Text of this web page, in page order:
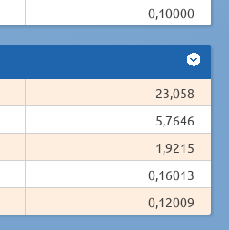
0,10000
23,058
5,7646
1,9215
0,16013
0,12009